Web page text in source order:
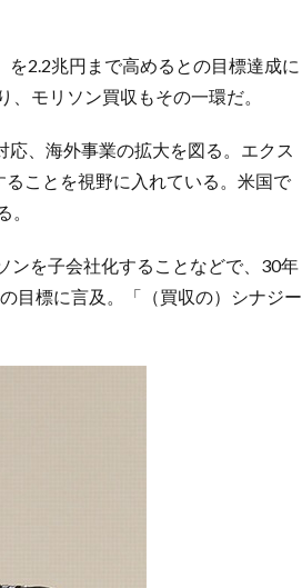
2.2兆円まで高めるとの目標達成に
モリソン買収もその一環だ。
、海外事業の拡大を図る。エクス
ことを視野に入れている。米国で
ンを子会社化することなどで、30年
目標に言及。「（買収の）シナジー